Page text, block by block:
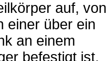
auf, von
einer über ein
an einem
befestigt ist,